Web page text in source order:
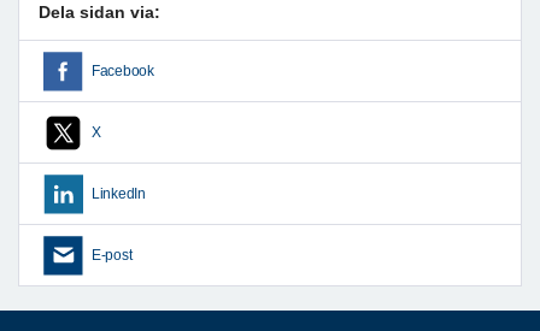
Dela sidan via:
Facebook
X
LinkedIn
E-post